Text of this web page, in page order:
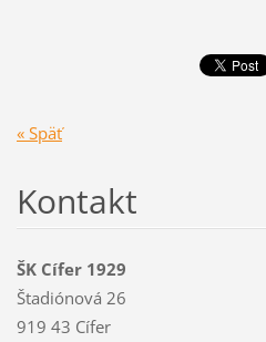
« Späť
Kontakt
ŠK Cífer 1929
Štadiónová 26
919 43 Cífer